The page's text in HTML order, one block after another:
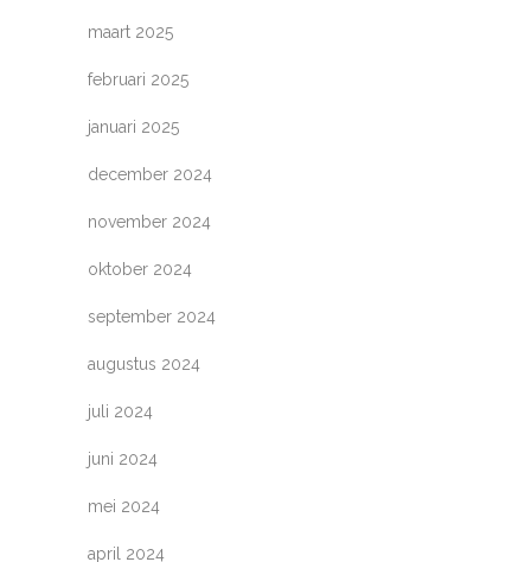
maart 2025
februari 2025
januari 2025
december 2024
november 2024
oktober 2024
september 2024
augustus 2024
juli 2024
juni 2024
mei 2024
april 2024